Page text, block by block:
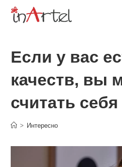
Перейти
Если у вас
качеств, вы
считать
> Интересно